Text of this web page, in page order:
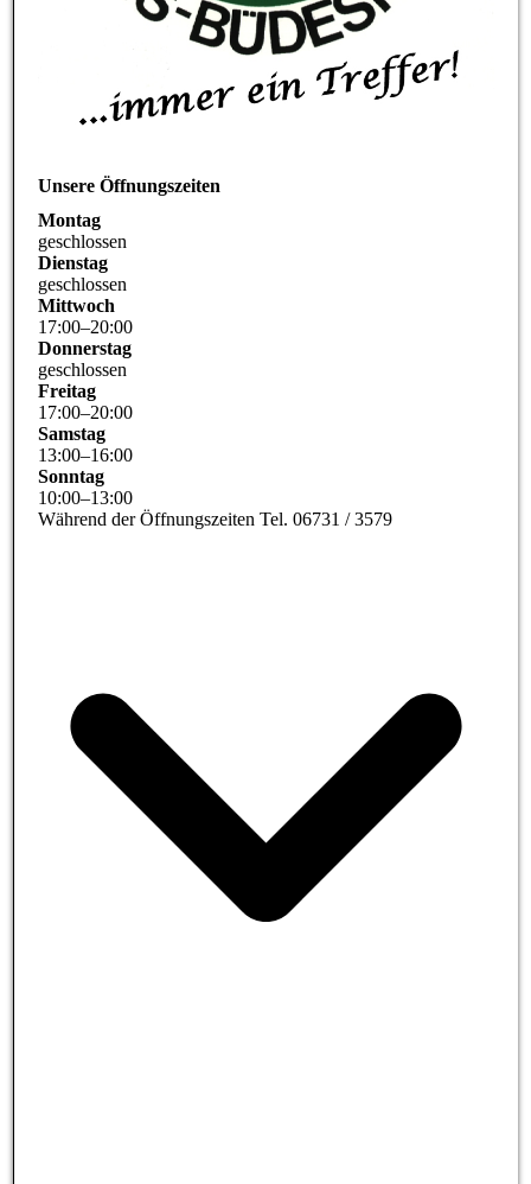
Unsere Öffnungszeiten
Montag
geschlossen
Dienstag
geschlossen
Mittwoch
17:00–20:00
Donnerstag
geschlossen
Freitag
17:00–20:00
Samstag
13:00–16:00
Sonntag
10:00–13:00
Während der Öffnungszeiten Tel. 06731 / 3579